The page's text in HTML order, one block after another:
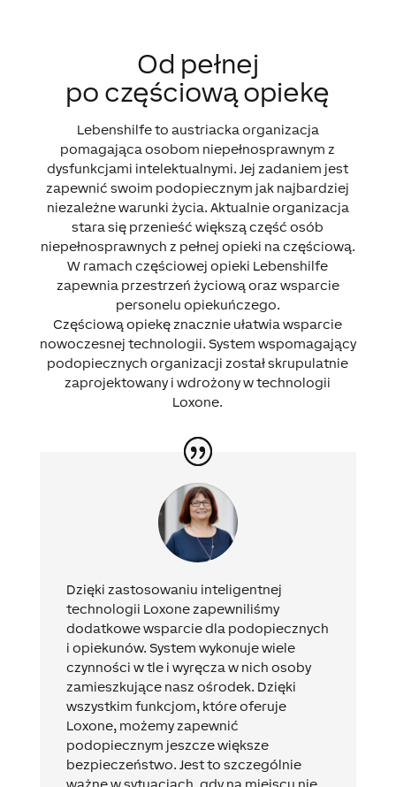
Od pełnej
po częściową opiekę
Lebenshilfe to austriacka organizacja
pomagająca osobom niepełnosprawnym z
dysfunkcjami intelektualnymi. Jej zadaniem jest
zapewnić swoim podopiecznym jak najbardziej
niezależne warunki życia. Aktualnie organizacja
stara się przenieść większą część osób
niepełnosprawnych z pełnej opieki na częściową.
W ramach częściowej opieki Lebenshilfe
zapewnia przestrzeń życiową oraz wsparcie
personelu opiekuńczego.
Częściową opiekę znacznie ułatwia wsparcie
nowoczesnej technologii. System wspomagający
podopiecznych organizacji został skrupulatnie
zaprojektowany i wdrożony w technologii
Loxone.
Dzięki zastosowaniu inteligentnej
technologii Loxone zapewniliśmy
dodatkowe wsparcie dla podopiecznych
i opiekunów. System wykonuje wiele
czynności w tle i wyręcza w nich osoby
zamieszkujące nasz ośrodek. Dzięki
wszystkim funkcjom, które oferuje
Loxone, możemy zapewnić
podopiecznym jeszcze większe
bezpieczeństwo. Jest to szczególnie